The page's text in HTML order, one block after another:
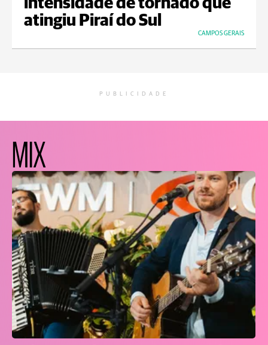
intensidade de tornado que
atingiu Piraí do Sul
CAMPOS GERAIS
PUBLICIDADE
MIX